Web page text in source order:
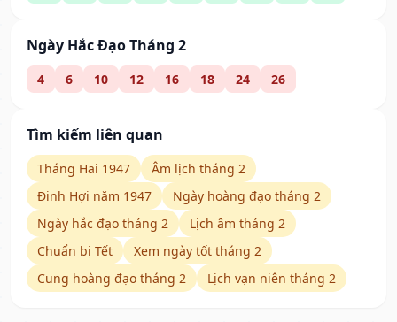
Ngày Hắc Đạo Tháng 2
4 6 10 12 16 18 24 26
Tìm kiếm liên quan
Tháng Hai 1947
Âm lịch tháng 2
Đinh Hợi năm 1947
Ngày hoàng đạo tháng 2
Ngày hắc đạo tháng 2
Lịch âm tháng 2
Chuẩn bị Tết
Xem ngày tốt tháng 2
Cung hoàng đạo tháng 2
Lịch vạn niên tháng 2